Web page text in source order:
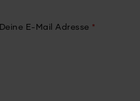
Deine E-Mail Adresse *